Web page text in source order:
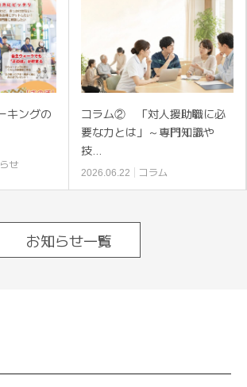
キングの
せ
コラム② 「対人援助職に必
要な力とは」～専門知識や
技…
2026.06.22 コラム
お知らせ一覧